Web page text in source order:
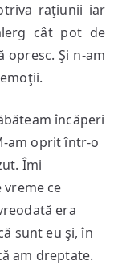
raţiunii iar
cât pot de
opresc. Şi n-am
încăperi
am oprit într-o
Îmi
ce
era
sunt eu şi, în
am dreptate.